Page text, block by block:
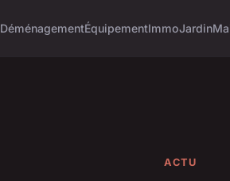
DéménagementÉquipementImmoJardin
ACTU